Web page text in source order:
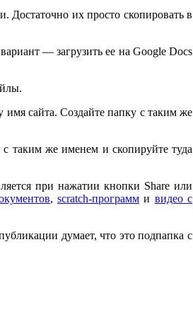
Достаточно их просто скопировать в
— загрузить ее на Google Docs
сайта. Создайте папку с таким же
таким же именем и скопируйте туда
при нажатии кнопки Share или
,scratch-программ и видео с
думает, что это подпапка с